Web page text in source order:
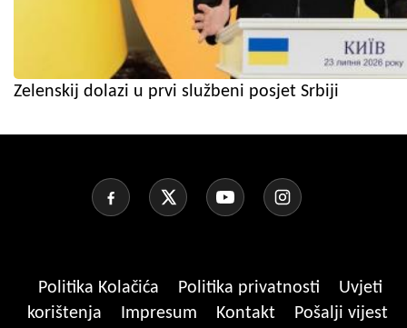
Zelenskij dolazi u prvi službeni posjet Srbiji
Politika Kolačića Politika privatnosti
Uvjeti
korištenja
Impresum Kontakt
Pošalji vijest